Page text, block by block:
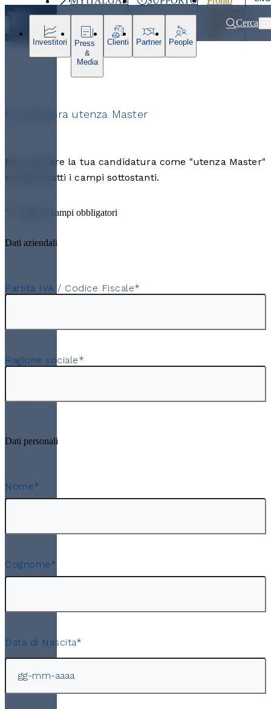
Ultimo
800 900Cerca
Investitori
Press
&
Media
Clienti Partner People
Candidatura utenza Master
Per inoltrare la tua candidatura come "utenza Master"
compila tutti i campi sottostanti.
" " indica i campi obbligatori
Dati aziendali
Partita IVA / Codice Fiscale*
Ragione sociale*
Dati personali
Nome*
Cognome*
Data di Nascita*
GG
MM